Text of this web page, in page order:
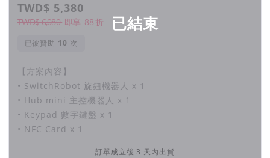
已結束
TWD$ 5,380
TWD$ 6,080 即享 88折
已被贊助 次
【方案內容】
• SwitchRobot 旋鈕機器人 x 1
• Hub mini 主控機器人 x 1
• Keypad 數字鍵盤 x 1
• NFC Card x 1
訂單成立後 3 天內出貨